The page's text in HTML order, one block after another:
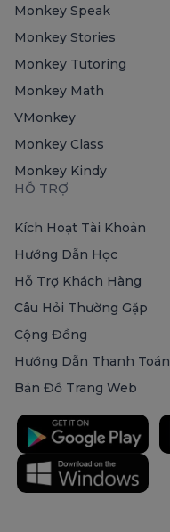
Monkey Speak
Monkey Stories
Monkey Tutoring
Monkey Math
VMonkey
Monkey Class
Monkey Kindy
HỖ TRỢ
Kích Hoạt Tài Khoản
Hướng Dẫn Học
Hỗ Trợ Khách Hàng
Câu Hỏi Thường Gặp
Cộng Đồng
Hướng Dẫn Thanh Toán
Bản Đồ Trang Web